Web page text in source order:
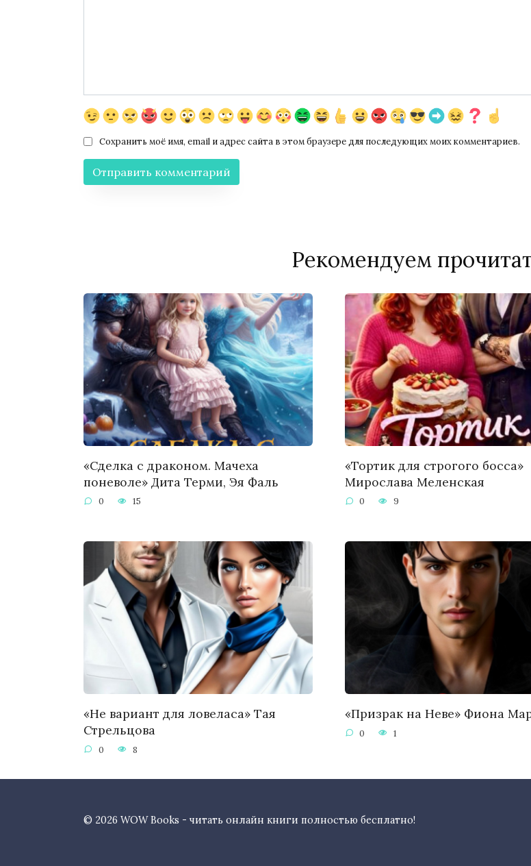
Сохранить моё имя, email и адрес сайта в этом браузере для последующих моих комментариев.
Рекомендуем
«Сделка с драконом. Мачеха
поневоле» Дита Терми, Эя Фаль
0 15
«Тортик для строгого босса»
Мирослава Меленская
0 9
«Не вариант для ловеласа» Тая
Стрельцова
0 8
«Призрак на Неве» Фиона
0 1
© 2026 WOW Books - читать онлайн книги полностью бесплатно!